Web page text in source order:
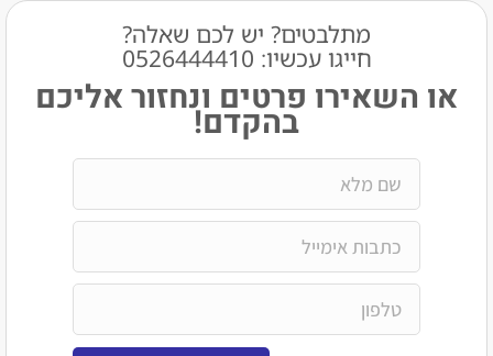
מתלבטים? יש לכם שאלה?
חייגו עכשיו: 0526444410​
פרטים ונחזור אליכם
בהקדם!